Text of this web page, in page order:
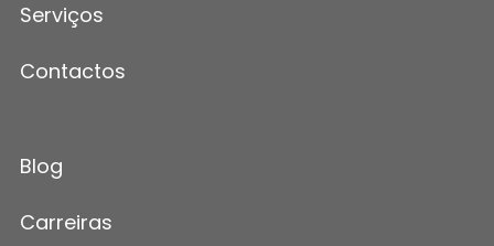
Serviços
Contactos
Blog
Carreiras